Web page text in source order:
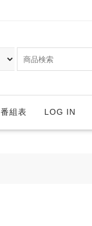
番組表 LOG IN